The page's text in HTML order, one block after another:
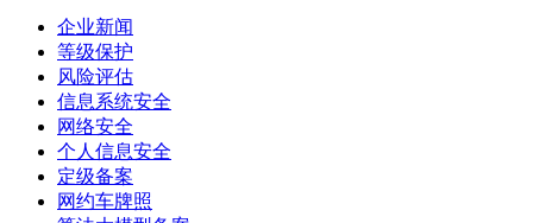
企业新闻
等级保护
风险评估
信息系统安全
网络安全
个人信息安全
定级备案
网约车牌照